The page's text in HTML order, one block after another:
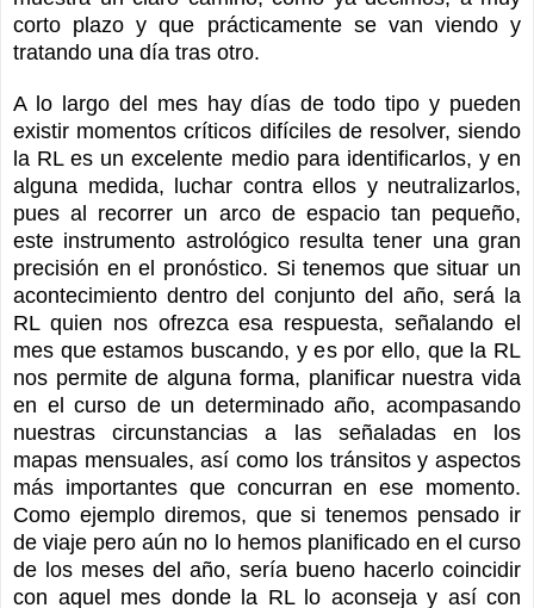
corto plazo y que prácticamente se van viendo y
tratando una día tras otro.
A lo largo del mes hay días de todo tipo y pueden
existir momentos críticos difíciles de resolver, siendo
la RL es un excelente medio para identificarlos, y en
alguna medida, luchar contra ellos y neutralizarlos,
pues al recorrer un arco de espacio tan pequeño,
este instrumento astrológico resulta tener una gran
precisión en el pronóstico. Si tenemos que situar un
acontecimiento dentro del conjunto del año, será la
RL quien nos ofrezca esa respuesta, señalando el
mes que estamos buscando, y es por ello, que la RL
nos permite de alguna forma, planificar nuestra vida
en el curso de un determinado año, acompasando
nuestras circunstancias a las señaladas en los
mapas mensuales, así como los tránsitos y aspectos
más importantes que concurran en ese momento.
Como ejemplo diremos, que si tenemos pensado ir
de viaje pero aún no lo hemos planificado en el curso
de los meses del año, sería bueno hacerlo coincidir
con aquel mes donde la RL lo aconseja y así con